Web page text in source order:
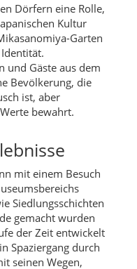
Dörfern eine Rolle,
Kultur
Garten
und Gäste aus dem
Bevölkerung, die
ist, aber
bewahrt.
mit einem Besuch
Siedlungsschichten
gemacht wurden
der Zeit entwickelt
Spaziergang durch
seinen Wegen,